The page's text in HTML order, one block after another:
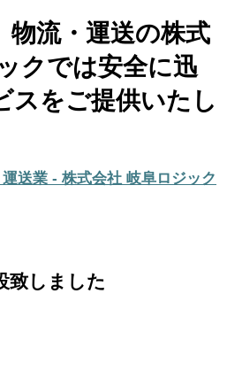
流・運送の株式
クでは安全に迅
スをご提供いたし
致しました